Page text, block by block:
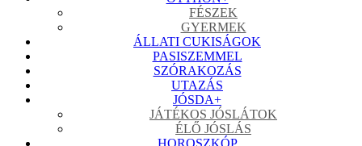
FÉSZEK
GYERMEK
ÁLLATI CUKISÁGOK
PASISZEMMEL
SZÓRAKOZÁS
UTAZÁS
JÓSDA+
JÁTÉKOS JÓSLÁTOK
ÉLŐ JÓSLÁS
HOROSZKÓP